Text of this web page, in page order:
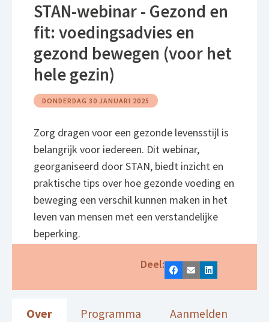
STAN-webinar - Gezond en
fit: voedingsadvies en
gezond bewegen (voor het
hele gezin)
DONDERDAG 30 JANUARI 2025
Zorg dragen voor een gezonde levensstijl is
belangrijk voor iedereen. Dit webinar,
georganiseerd door STAN, biedt inzicht en
praktische tips over hoe gezonde voeding en
beweging een verschil kunnen maken in het
leven van mensen met een verstandelijke
beperking.
Deel:
Facebook
E-mailLinkedIn
Over Programma Aanmelden